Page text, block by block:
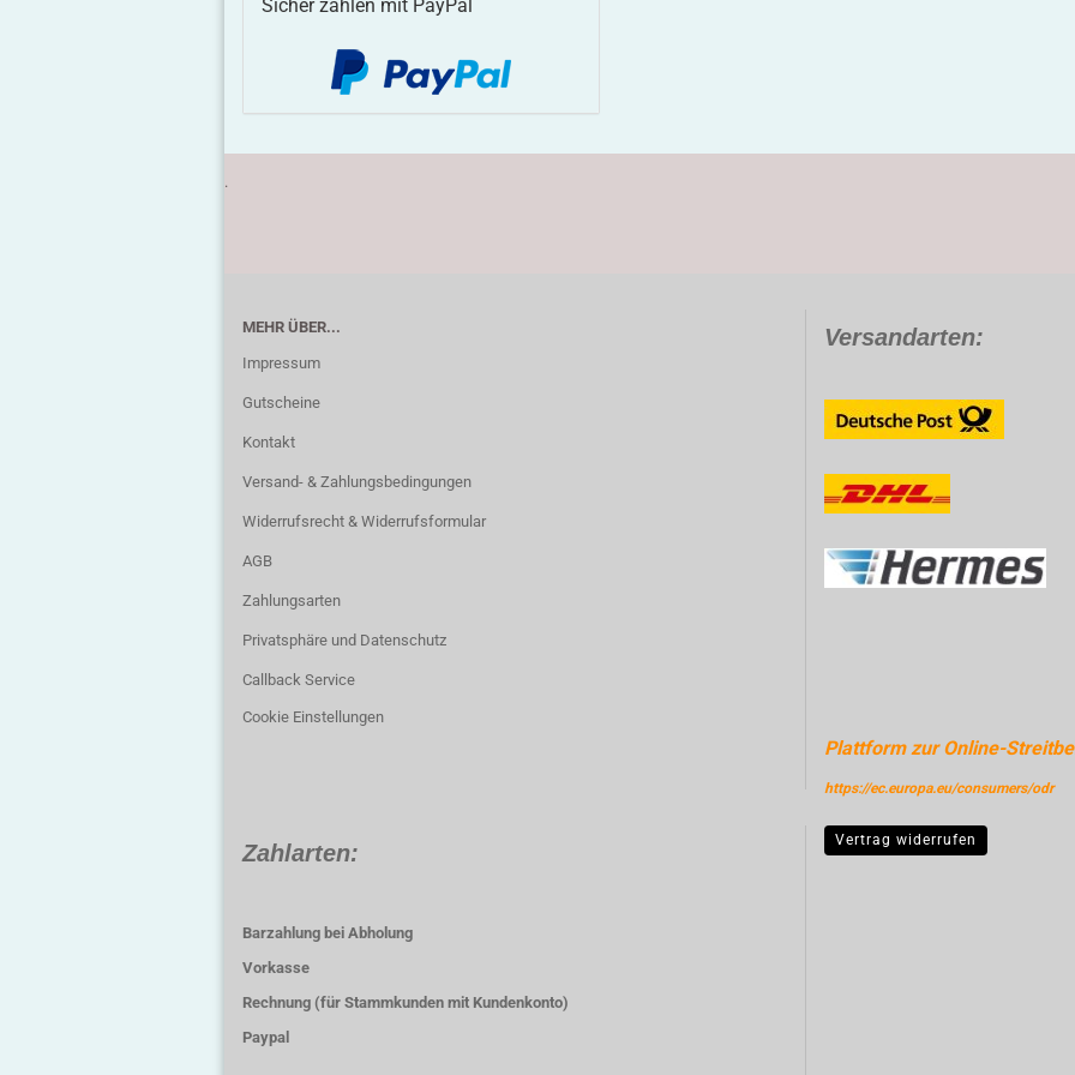
Sicher zahlen mit PayPal
.
MEHR ÜBER...
Impressum
Gutscheine
Kontakt
Versand- & Zahlungsbedingungen
Widerrufsrecht & Widerrufsformular
AGB
Zahlungsarten
Privatsphäre und Datenschutz
Callback Service
Cookie Einstellungen
Versandarten:
Plattform zur Online-
https://ec.europa.eu/consumers/odr
Zahlarten:
Barzahlung bei Abholung
Vorkasse
Rechnung (für Stammkunden mit Kundenkonto)
Paypal
Vertrag widerrufen